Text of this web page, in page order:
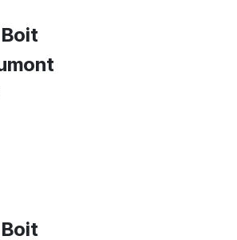
Boit
Boit